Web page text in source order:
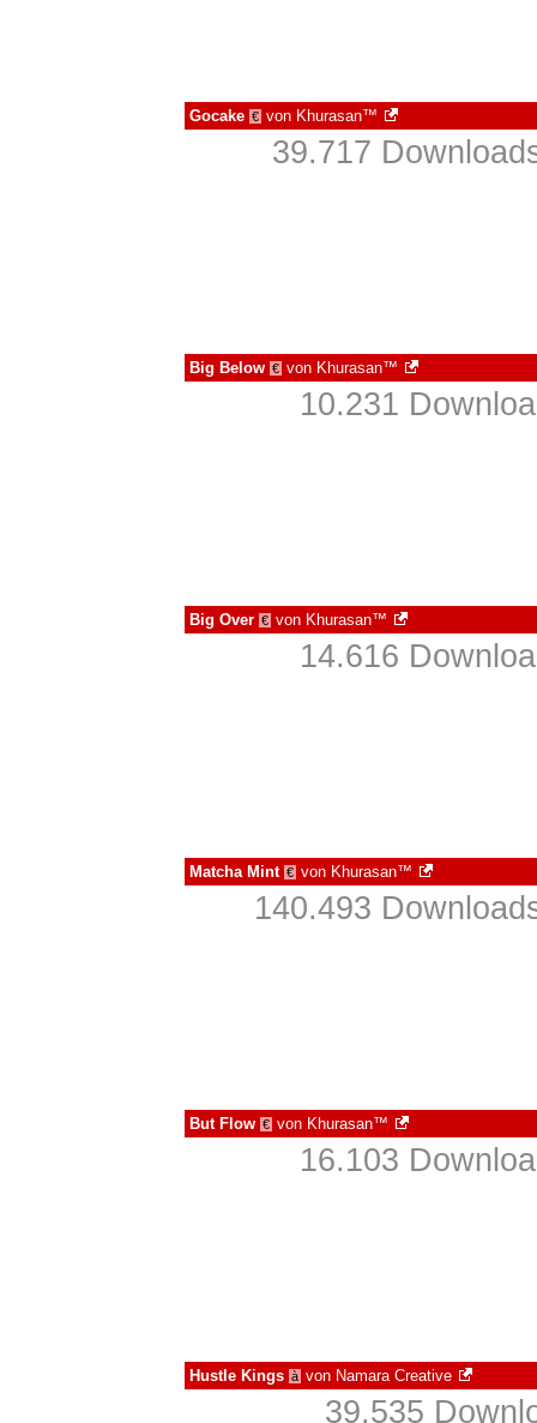
Gocake € von Khurasan™
39.717
Big Below € von Khurasan™
10.231
Big Over € von Khurasan™
14.616
Matcha Mint € von Khurasan™
140.493
But Flow € von Khurasan™
16.103
Hustle Kings à von Namara Creative
39.535